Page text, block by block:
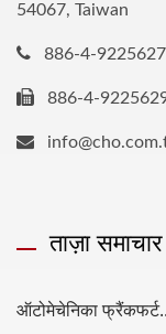
54067, Taiwan
886-4-
886-4-
ताज़ा समाचार
ऑटोमेचेनिका